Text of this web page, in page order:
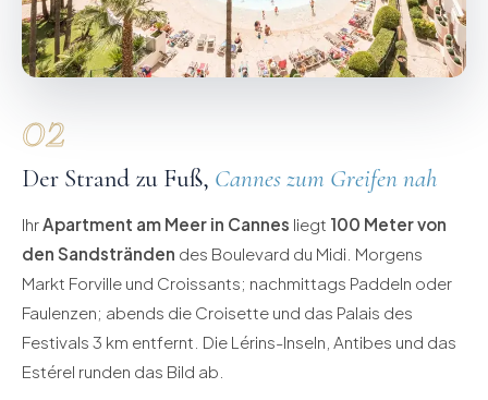
02
Der Strand zu Fuß, Cannes zum Greifen nah
IhrApartment am Meer in Cannes liegt 100 Meter von
den Sandstränden des Boulevard du Midi. Morgens
Markt Forville und Croissants; nachmittags Paddeln oder
Faulenzen; abends die Croisette und das Palais des
Festivals 3 km entfernt. Die Lérins-Inseln, Antibes und das
Estérel runden das Bild ab.